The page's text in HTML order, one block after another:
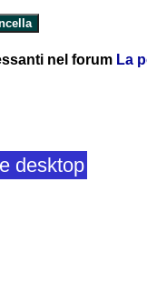
nel forum La
desktop